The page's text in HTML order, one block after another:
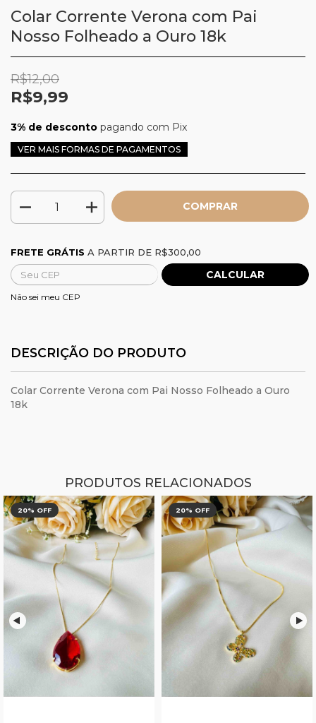
Colar Corrente Verona com Pai
Nosso Folheado a Ouro 18k
R$12,00
R$9,99
3% de desconto pagando com Pix
VER MAIS FORMAS DE PAGAMENTOS
Frete grátis R$300,00
Entregas para o CEP: Alterar CEP
FRETE GRÁTIS A PARTIR DE R$300,00
CALCULAR
Não sei meu CEP
DESCRIÇÃO DO PRODUTO
Colar Corrente Verona com Pai Nosso Folheado a Ouro
18k
PRODUTOS RELACIONADOS
20% OFF 20% OFF